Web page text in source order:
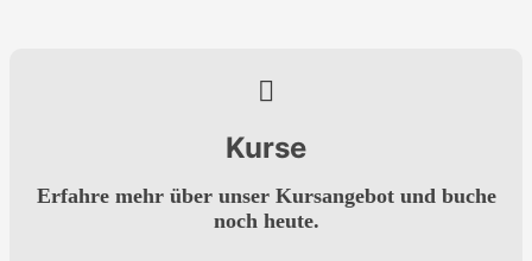
Kurse
Erfahre mehr über unser Kursangebot und buche
noch heute.